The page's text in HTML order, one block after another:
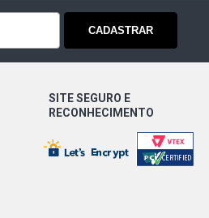
CADASTRAR
SITE SEGURO E
RECONHECIMENTO